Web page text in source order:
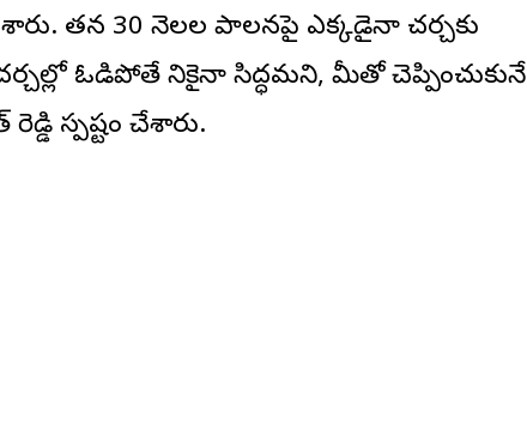
తన 30 నెలల పాలనపై ఎక్కడైనా చర్చకు
ఓడిపోతే దేనికైనా సిద్ధమని, మీతో చెప్పించుకునే
స్పష్టం చేశారు.